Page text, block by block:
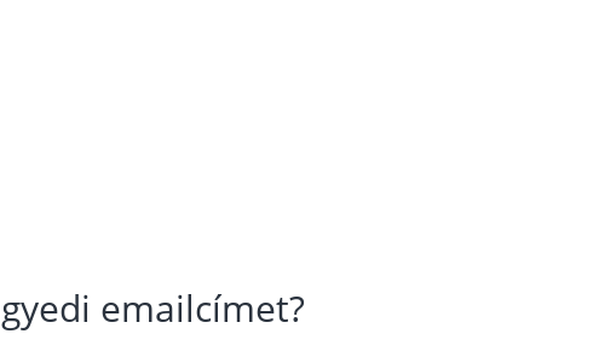
emailcímet?